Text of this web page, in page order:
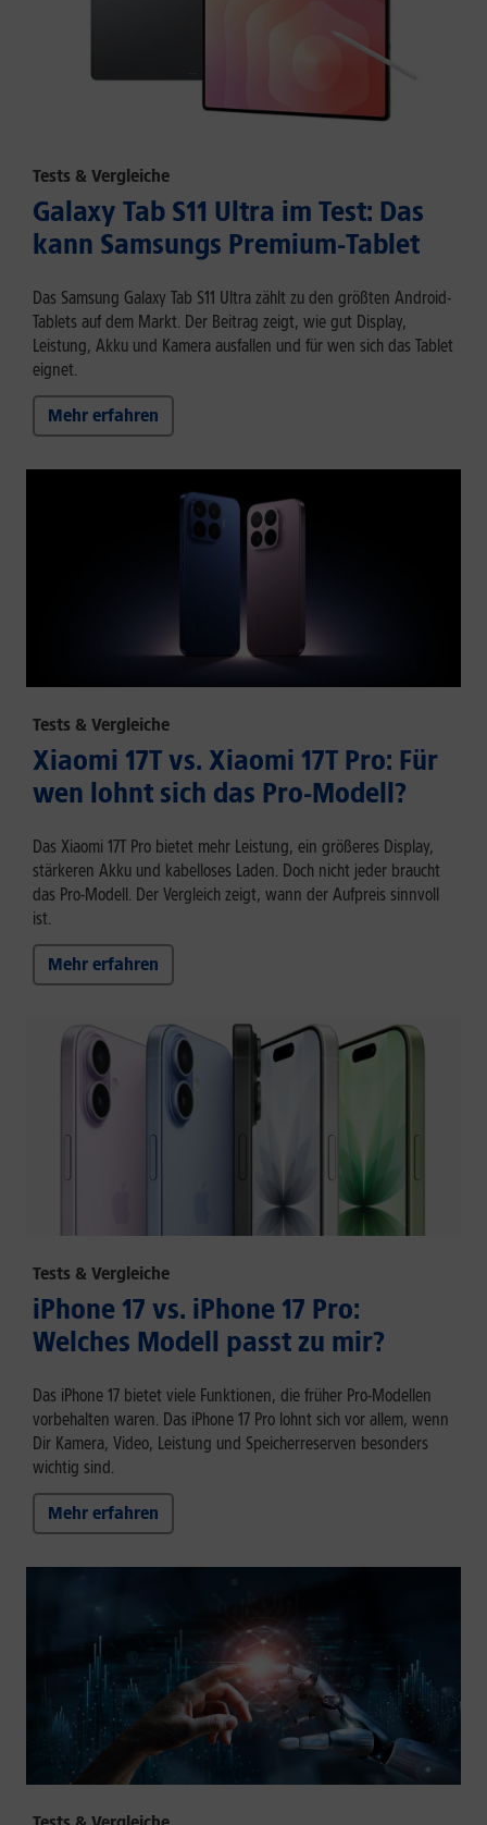
Tests & Vergleiche
Galaxy Tab S11 Ultra im Test: Das
kann Samsungs Premium-Tablet
Das Samsung Galaxy Tab S11 Ultra zählt zu den größten Android-
Tablets auf dem Markt. Der Beitrag zeigt, wie gut Display,
Leistung, Akku und Kamera ausfallen und für wen sich das Tablet
eignet.
Mehr erfahren
Tests & Vergleiche
Xiaomi 17T vs. Xiaomi 17T Pro: Für
wen lohnt sich das Pro-Modell?
Das Xiaomi 17T Pro bietet mehr Leistung, ein größeres Display,
stärkeren Akku und kabelloses Laden. Doch nicht jeder braucht
das Pro-Modell. Der Vergleich zeigt, wann der Aufpreis sinnvoll
ist.
Mehr erfahren
Tests & Vergleiche
iPhone 17 vs. iPhone 17 Pro:
Welches Modell passt zu mir?
Das iPhone 17 bietet viele Funktionen, die früher Pro-Modellen
vorbehalten waren. Das iPhone 17 Pro lohnt sich vor allem, wenn
Dir Kamera, Video, Leistung und Speicherreserven besonders
wichtig sind.
Mehr erfahren